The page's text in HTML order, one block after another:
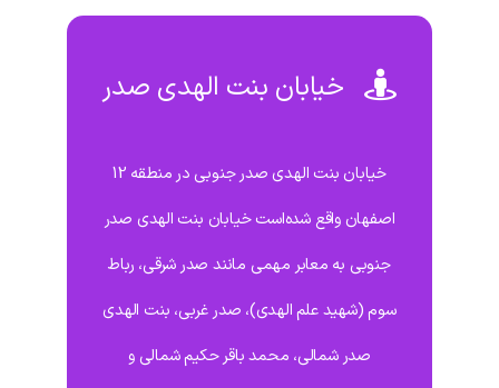
خیابان بنت الهدی صدر
خیابان بنت الهدی صدر جنوبی در منطقه 12
اصفهان واقع شده‌است خیابان بنت الهدی صدر
جنوبی به معابر مهمی مانند صدر شرقی، رباط
سوم (شهید علم الهدی)، صدر غربی، بنت الهدی
صدر شمالی، محمد باقر حکیم شمالی و